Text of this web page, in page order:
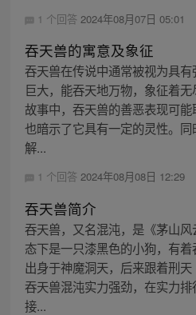
1 个回答 2024年08月07日 05:01
吞天兽的寓意及象征
吞天兽在传说中通常被视为具
巨大，能吞天地万物，象征着
故事中，吞天兽的善恶表现可
也暗示了它具有一定的灵性。
解...
1 个回答 2024年08月08日 12:29
吞天兽简介
吞天兽，又名混沌，是《茅山
态下是一只漆黑色的小狗，有
出身于神魔洞天，后来跟着刑天
吞天兽混沌实力强劲，在实力
接...